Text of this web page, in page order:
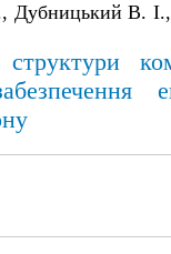
Дубницький В.